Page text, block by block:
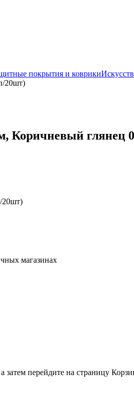
покрытия и коврики
20шт)
Коричневый глянец
20шт)
магазинах
перейдите на страницу